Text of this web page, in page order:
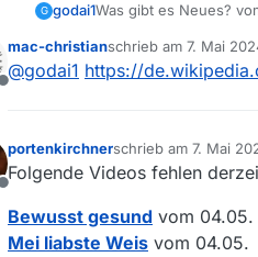
G godai1Was gibt es Neues?
Offline
mac-christianschrieb am 7. Mai
zuletzt editiert von
@godai1 https://
Offline
portenkirchnerschrieb am 7. Mai
zuletzt editiert von
Folgende Videos fehlen
Bewusst gesund vom 04.05.
Mei liabste Weis vom 04.05.